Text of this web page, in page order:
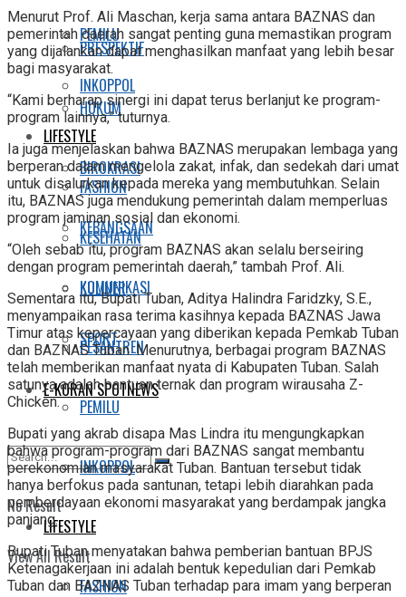
PEMILU
INKOPPOL
LIFESTYLE
FASHION
KESEHATAN
KULINER
SPORT
E-KORAN SPOTNEWS
No Result
View All Result
PRESPEKTIF
HUKUM
BIROKRASI
KEBANGSAAN
KOMUNIKASI
PESANTREN
PEMILU
INKOPPOL
LIFESTYLE
FASHION
Menurut Prof. Ali Maschan, kerja sama antara BAZNAS dan
pemerintah daerah sangat penting guna memastikan program
yang dijalankan dapat menghasilkan manfaat yang lebih besar
bagi masyarakat.
“Kami berharap sinergi ini dapat terus berlanjut ke program-
program lainnya,” tuturnya.
Ia juga menjelaskan bahwa BAZNAS merupakan lembaga yang
berperan dalam mengelola zakat, infak, dan sedekah dari umat
untuk disalurkan kepada mereka yang membutuhkan. Selain
itu, BAZNAS juga mendukung pemerintah dalam memperluas
program jaminan sosial dan ekonomi.
“Oleh sebab itu, program BAZNAS akan selalu berseiring
dengan program pemerintah daerah,” tambah Prof. Ali.
Sementara itu, Bupati Tuban, Aditya Halindra Faridzky, S.E.,
menyampaikan rasa terima kasihnya kepada BAZNAS Jawa
Timur atas kepercayaan yang diberikan kepada Pemkab Tuban
dan BAZNAS Tuban. Menurutnya, berbagai program BAZNAS
telah memberikan manfaat nyata di Kabupaten Tuban. Salah
satunya adalah bantuan ternak dan program wirausaha Z-
Chicken.
Bupati yang akrab disapa Mas Lindra itu mengungkapkan
bahwa program-program dari BAZNAS sangat membantu
perekonomian masyarakat Tuban. Bantuan tersebut tidak
hanya berfokus pada santunan, tetapi lebih diarahkan pada
pemberdayaan ekonomi masyarakat yang berdampak jangka
panjang.
Bupati Tuban menyatakan bahwa pemberian bantuan BPJS
Ketenagakerjaan ini adalah bentuk kepedulian dari Pemkab
Tuban dan BAZNAS Tuban terhadap para imam yang berperan